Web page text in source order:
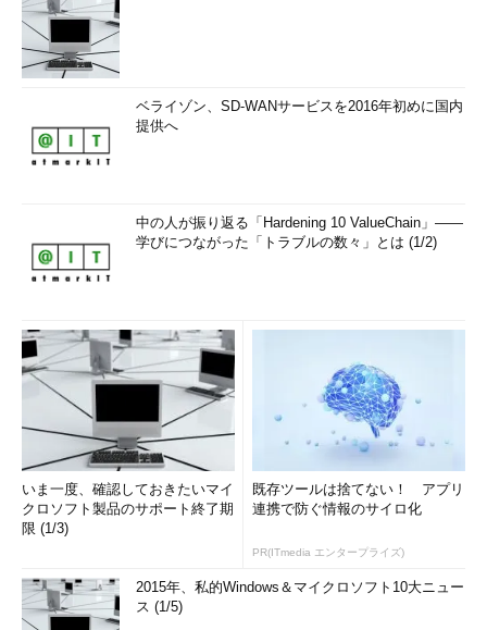
ベライゾン、SD-WANサービスを2016年初めに国内
提供へ
中の人が振り返る「Hardening 10 ValueChain」――
学びにつながった「トラブルの数々」とは (1/2)
いま一度、確認しておきたいマイ
クロソフト製品のサポート終了期
限 (1/3)
既存ツールは捨てない！ アプリ
連携で防ぐ情報のサイロ化
PR(ITmedia エンタープライズ)
2015年、私的Windows＆マイクロソフト10大ニュー
ス (1/5)